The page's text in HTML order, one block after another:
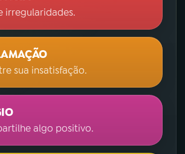
irregularidades.
sua insatisfação.
algo positivo.